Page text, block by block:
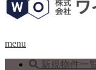
menu
新規物件一